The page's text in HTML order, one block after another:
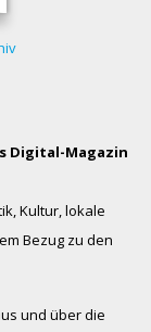
Digital-Magazin
Kultur, lokale
Bezug zu den
und über die